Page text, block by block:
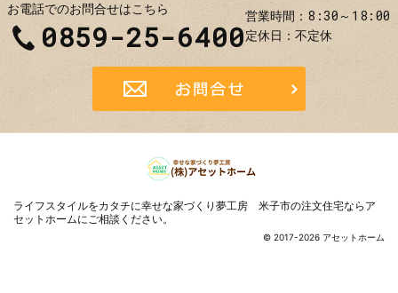
お電話でのお問合せはこちら
0859-25-6400
営業時間 8:30～18:00
定休日 不定休
© 2017-2026 アセットホーム
ライフスタイルをカタチに幸せな家づくり夢工房 米子市の注文住宅ならア
セットホームにご相談ください。